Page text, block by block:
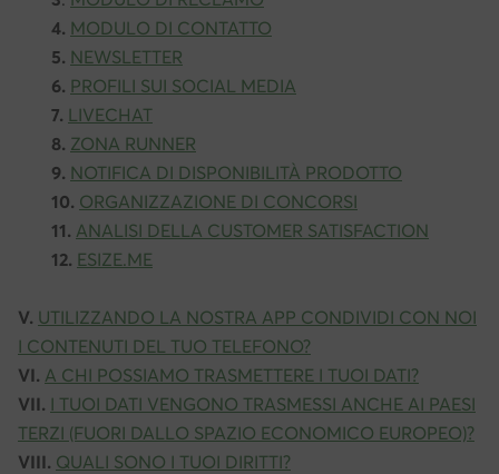
4. MODULO DI CONTATTO
5. NEWSLETTER
6. PROFILI SUI SOCIAL MEDIA
7. LIVECHAT
8. ZONA RUNNER
9. NOTIFICA DI DISPONIBILITÀ PRODOTTO
10. ORGANIZZAZIONE DI CONCORSI
11. ANALISI DELLA CUSTOMER SATISFACTION
12. ESIZE.ME
V. UTILIZZANDO LA NOSTRA APP CONDIVIDI CON NOI
I CONTENUTI DEL TUO TELEFONO?
VI. A CHI POSSIAMO TRASMETTERE I TUOI DATI?
VII. I TUOI DATI VENGONO TRASMESSI ANCHE AI PAESI
TERZI (FUORI DALLO SPAZIO ECONOMICO EUROPEO)?
VIII. QUALI SONO I TUOI DIRITTI?